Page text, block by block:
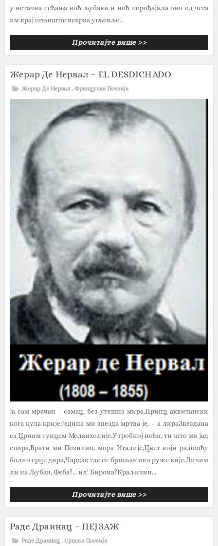
у нетачна сећања ноћ љубави и ноћ порођаја,за оно од чега
им крај огњиштасвекрва угљевље...
Прочитајте више >>
Жерар Де Нервал – EL DESDICHADO
Жерар Де Нервал , Француска Поезија
Ја сам мрачан – самац, без утешна мира,Принц аквитански
кога кула крије:Једина ми звезда мртва је, – а лираЗвездана
са Црним сунцем Меланхолије.У гробној ноћи, ти што ми јад
спира,Врати ми Позилип, мора Италије,Цвет који радошћу
болно срце дира,Чардак где се бршљан око руже вије.Личим
ли на Љубав, Феба?... ил' Бирона?Краљичин...
Прочитајте више >>
Раде Драинац – ПЕЈЗАЖ
Раде Драинац , Српска Поезија